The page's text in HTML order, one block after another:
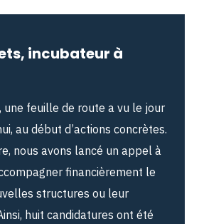
incubateur à
une feuille de route a vu le jour
au début d’actions concrètes.
nous avons lancé un appel à
financièrement le
structures ou leur
huit candidatures ont été